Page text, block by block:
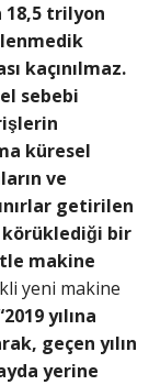
18,5 trilyon
kaçınılmaz.
sebebi
küresel
ve
getirilen
körüklediği bir
makine
yeni makine
yılına
geçen yılın
yerine